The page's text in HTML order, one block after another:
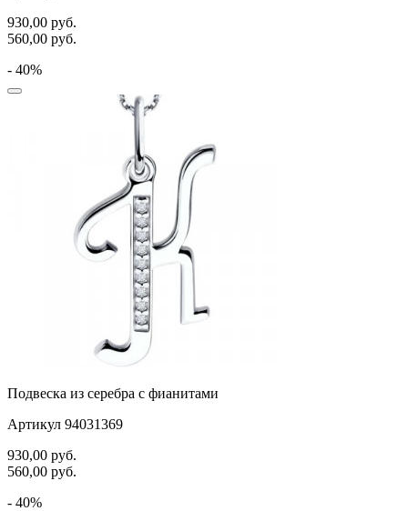
930,00 руб.
560,00 руб.
- 40%
Подвеска из серебра с фианитами
Артикул 94031369
930,00 руб.
560,00 руб.
- 40%